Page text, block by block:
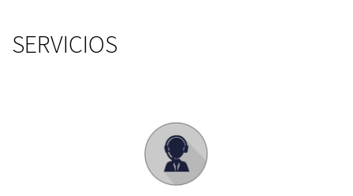
SERVICIOS